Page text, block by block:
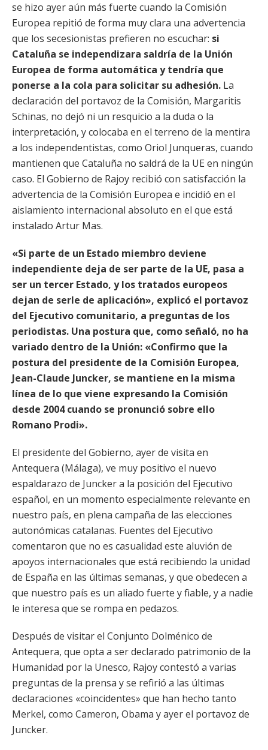
se hizo ayer aún más fuerte cuando la Comisión
Europea repitió de forma muy clara una advertencia
que los secesionistas prefieren no escuchar: si
Cataluña se independizara saldría de la Unión
Europea de forma automática y tendría que
ponerse a la cola para solicitar su adhesión. La
declaración del portavoz de la Comisión, Margaritis
Schinas, no dejó ni un resquicio a la duda o la
interpretación, y colocaba en el terreno de la mentira
a los independentistas, como Oriol Junqueras, cuando
mantienen que Cataluña no saldrá de la UE en ningún
caso. El Gobierno de Rajoy recibió con satisfacción la
advertencia de la Comisión Europea e incidió en el
aislamiento internacional absoluto en el que está
instalado Artur Mas.
«Si parte de un Estado miembro deviene
independiente deja de ser parte de la UE, pasa a
ser un tercer Estado, y los tratados europeos
dejan de serle de aplicación», explicó el portavoz
del Ejecutivo comunitario, a preguntas de los
periodistas. Una postura que, como señaló, no ha
variado dentro de la Unión: «Confirmo que la
postura del presidente de la Comisión Europea,
Jean-Claude Juncker, se mantiene en la misma
línea de lo que viene expresando la Comisión
desde 2004 cuando se pronunció sobre ello
Romano Prodi».
El presidente del Gobierno, ayer de visita en
Antequera (Málaga), ve muy positivo el nuevo
espaldarazo de Juncker a la posición del Ejecutivo
español, en un momento especialmente relevante en
nuestro país, en plena campaña de las elecciones
autonómicas catalanas. Fuentes del Ejecutivo
comentaron que no es casualidad este aluvión de
apoyos internacionales que está recibiendo la unidad
de España en las últimas semanas, y que obedecen a
que nuestro país es un aliado fuerte y fiable, y a nadie
le interesa que se rompa en pedazos.
Después de visitar el Conjunto Dolménico de
Antequera, que opta a ser declarado patrimonio de la
Humanidad por la Unesco, Rajoy contestó a varias
preguntas de la prensa y se refirió a las últimas
declaraciones «coincidentes» que han hecho tanto
Merkel, como Cameron, Obama y ayer el portavoz de
Juncker.